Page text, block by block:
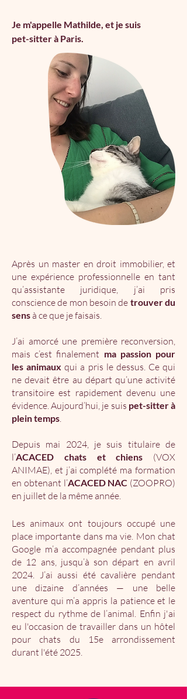
Je m'appelle Mathilde, et je suis
pet-sitter à Paris.
Après un master en droit immobilier, et
une expérience professionnelle en tant
qu’assistante juridique, j’ai pris
conscience de mon besoin de trouver du
sens à ce que je faisais.
J’ai amorcé une première reconversion,
mais c’est finalement ma passion pour
les animaux qui a pris le dessus. Ce qui
ne devait être au départ qu’une activité
transitoire est rapidement devenu une
évidence. Aujourd’hui, je suis pet-sitter à
plein temps.
Depuis mai 2024, je suis titulaire de
l’ACACED chats et chiens (VOX
ANIMAE), et j’ai complété ma formation
en obtenant l’ACACED NAC (ZOOPRO)
en juillet de la même année.
Les animaux ont toujours occupé une
place importante dans ma vie. Mon chat
Google m’a accompagnée pendant plus
de 12 ans, jusqu’à son départ en avril
2024. J’ai aussi été cavalière pendant
une dizaine d’années — une belle
aventure qui m’a appris la patience et le
respect du rythme de l’animal. Enfin j'ai
eu l'occasion de travailler dans un hôtel
pour chats du 15e arrondissement
durant l'été 2025.